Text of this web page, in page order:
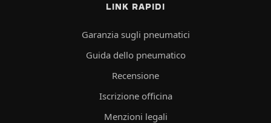
LINK RAPIDI
Garanzia sugli pneumatici
Guida dello pneumatico
Recensione
Iscrizione officina
Menzioni legali